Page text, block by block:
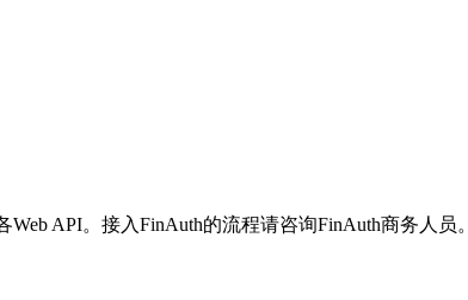
API。接入FinAuth的流程请咨询FinAuth商务人员。